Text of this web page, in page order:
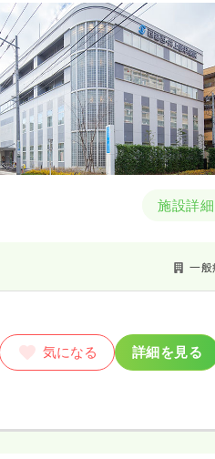
施設詳細
一般
気になる 詳細を見る